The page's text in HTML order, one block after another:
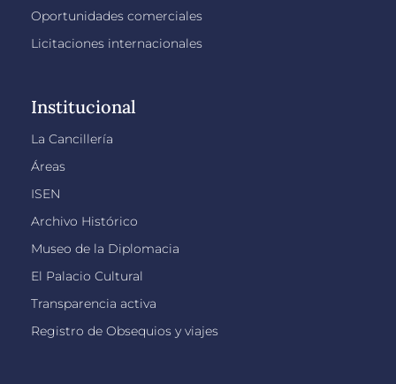
Oportunidades comerciales
Licitaciones internacionales
Institucional
La Cancillería
Áreas
ISEN
Archivo Histórico
Museo de la Diplomacia
El Palacio Cultural
Transparencia activa
Registro de Obsequios y viajes